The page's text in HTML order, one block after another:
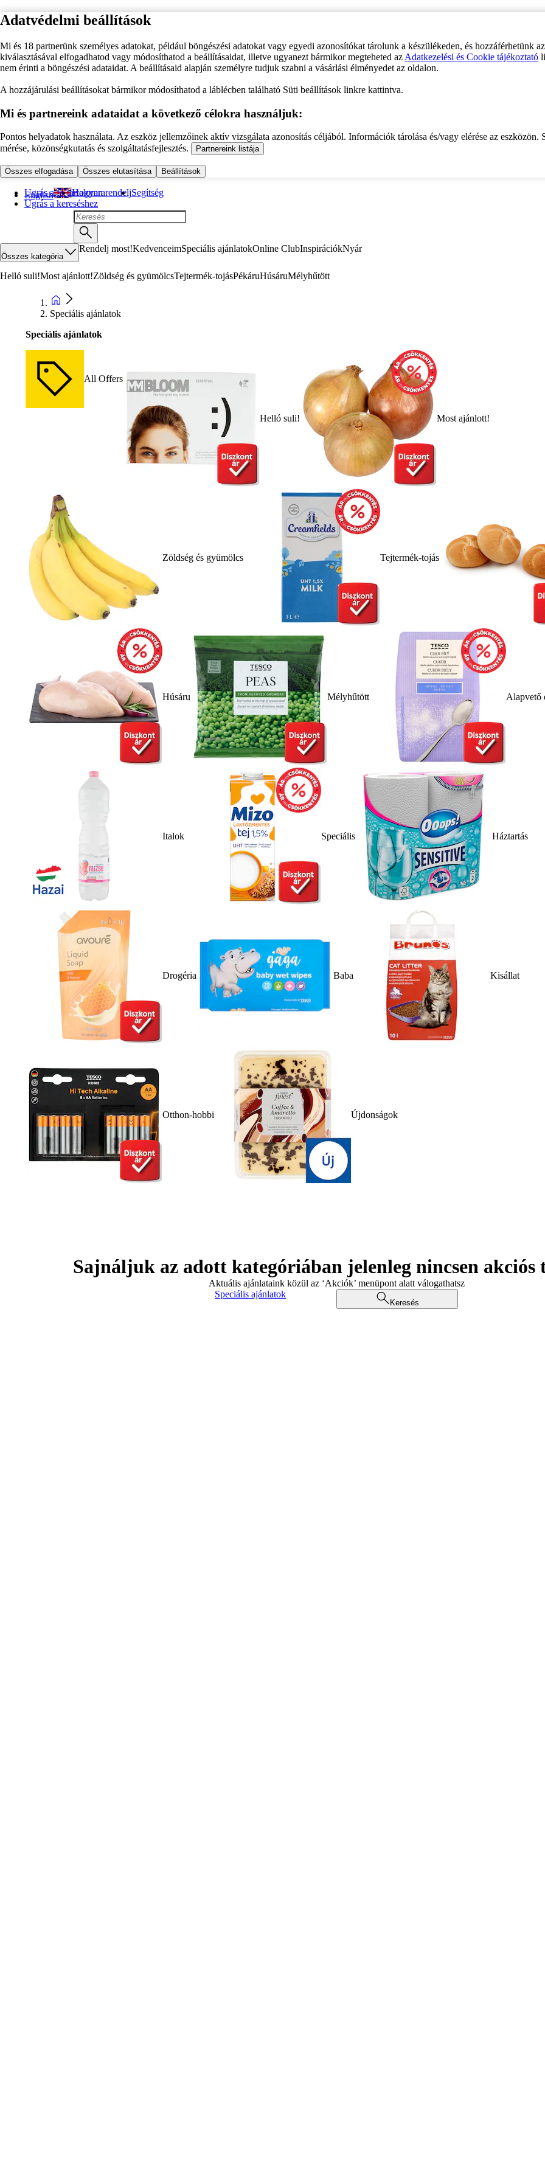
Adatvédelmi beállítások
Mi és 18 partnerünk személyes adatokat, például böngészési adatokat vagy egyedi azonosítókat tárolunk a készülékeden, és hozzáférhetünk
kiválasztásával elfogadhatod vagy módosíthatod a beállításaidat, illetve ugyanezt bármikor megteheted az Adatkezelési és Cookie tájékoztató
nem érinti a böngészési adataidat. A beállításaid alapján személyre tudjuk szabni a vásárlási élményedet az oldalon.
A hozzájárulási beállításokat bármikor módosíthatod a láblécben található Süti beállítások linkre kattintva.
Mi és partnereink adataidat a következő célokra használjuk:
Pontos helyadatok használata. Az eszköz jellemzőinek aktív vizsgálata azonosítás céljából. Információk tárolása és/vagy elérése az eszközön.
mérése, közönségkutatás és szolgáltatásfejlesztés.
Partnereink listája
Összes elfogadása Összes elutasítása Beállítások
Ugrás a fő tartalomra
Ugrás a kereséshez
English Hogyan rendeljSegítség
Összes kategória
Rendelj most!KedvenceimSpeciális ajánlatokOnline ClubInspirációkNyár
Helló suli!Most ajánlott!Zöldség és gyümölcsTejtermék-tojásPékáruHúsáruMélyhűtött
Speciális ajánlatok
Speciális ajánlatok
All Offers
Helló suli! Most ajánlott!
Zöldség és gyümölcs Tejtermék-tojás
Húsáru Mélyhűtött Alapvető
Italok Speciális Háztartás
Drogéria Baba Kisállat
Otthon-hobbi Újdonságok
Sajnáljuk az adott kategóriában jelenleg nincsen akciós
Aktuális ajánlataink közül az ‘Akciók’ menüpont alatt válogathatsz
Speciális ajánlatok
Keresés